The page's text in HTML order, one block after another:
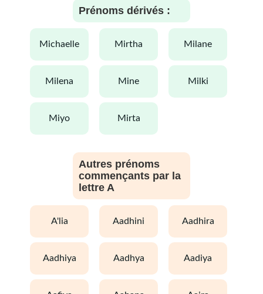
Prénoms dérivés :
michaelle mirtha milane
milena mine milki
miyo mirta
Autres prénoms
commençants par la
lettre A
a'lia aadhini aadhira
aadhiya aadhya aadiya